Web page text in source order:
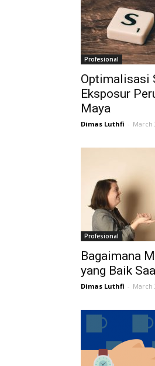
Profesional
Optimalisasi
Eksposur
Maya
Dimas Luthfi - March
Profesional
Bagaimana
yang Baik
Dimas Luthfi - March